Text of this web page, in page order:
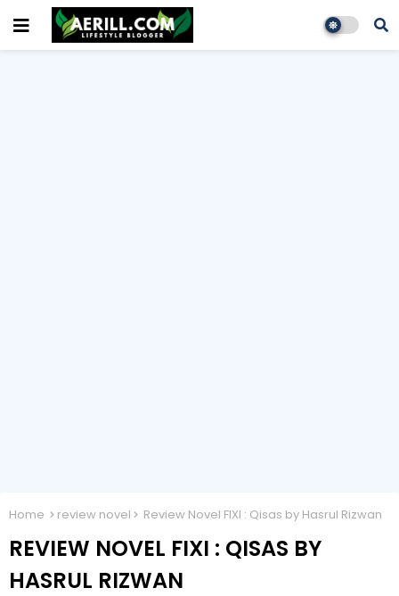
Home review novel Review Novel FIXI : Qisas by Hasrul Rizwan
REVIEW NOVEL FIXI : QISAS BY
HASRUL RIZWAN